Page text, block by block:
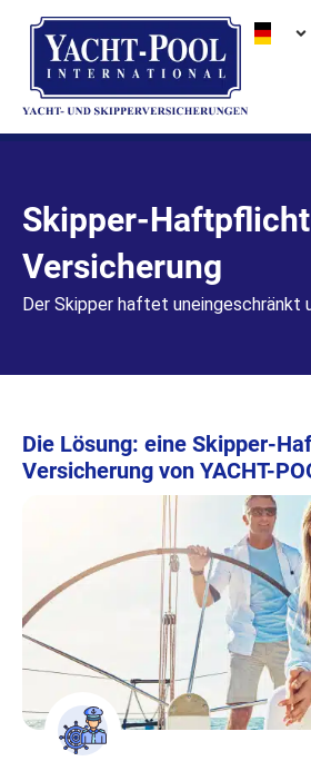
springen
Skipper-
Versicherung
Der Skipper haftet uneingeschränkt
Die Lösung: eine Skipper-
Versicherung von YACHT-